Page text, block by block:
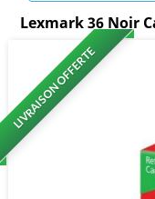
Lexmark 36 Noir
LIVRAISON OFFERTE